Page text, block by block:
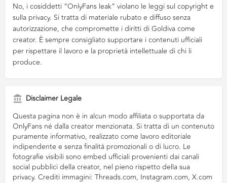
No, i cosiddetti “OnlyFans leak” violano le leggi sul copyright e
sulla privacy. Si tratta di materiale rubato e diffuso senza
autorizzazione, che compromette i diritti di Goldiva come
creator. È sempre consigliato supportare i contenuti ufficiali
per rispettare il lavoro e la proprietà intellettuale di chi li
produce.
Disclaimer Legale
Questa pagina non è in alcun modo affiliata o supportata da
OnlyFans né dalla creator menzionata. Si tratta di un contenuto
puramente informativo, realizzato come lavoro editoriale
indipendente e senza finalità promozionali o di lucro. Le
fotografie visibili sono embed ufficiali provenienti dai canali
social pubblici della creator, nel pieno rispetto della sua
privacy. Crediti immagini: Threads.com, Instagram.com, X.com